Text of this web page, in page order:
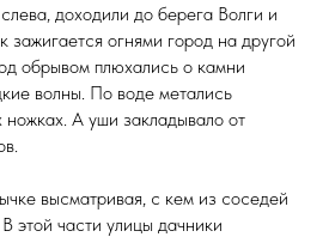
доходили до берега Волги и
зажигается огнями город на другой
обрывом плюхались о камни
волны. По воде метались
А уши закладывало от
высматривая, с кем из соседей
этой части улицы дачники